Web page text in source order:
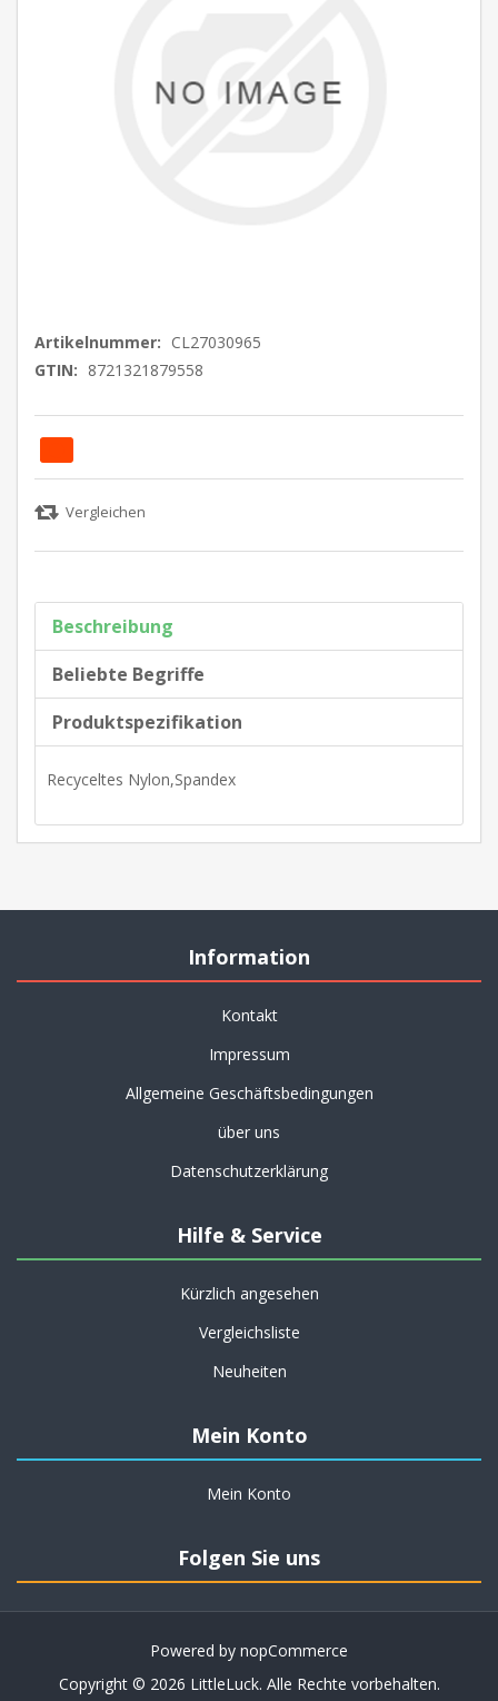
Artikelnummer: CL27030965
GTIN: 8721321879558
Beschreibung
Beliebte Begriffe
Produktspezifikation
Recyceltes Nylon,Spandex
Information
Kontakt
Impressum
Allgemeine Geschäftsbedingungen
über uns
Datenschutzerklärung
Hilfe & Service
Kürzlich angesehen
Vergleichsliste
Neuheiten
Mein Konto
Mein Konto
Folgen Sie uns
Powered by nopCommerce
Copyright © 2026 LittleLuck. Alle Rechte vorbehalten.